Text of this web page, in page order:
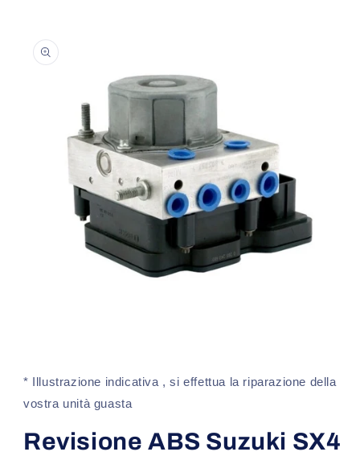
informazioni
sul prodotto
1
finestra
* Illustrazione indicativa , si effettua la riparazione della
vostra unità guasta
Revisione ABS Suzuki SX4